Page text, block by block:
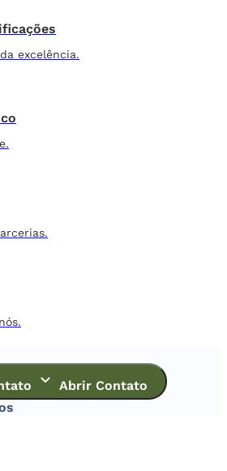
excelência.
Abrir Contato